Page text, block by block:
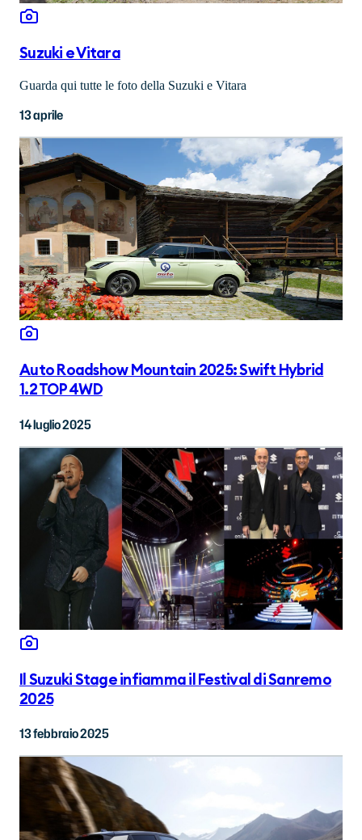
Suzuki e Vitara
Guarda qui tutte le foto della Suzuki e Vitara
13 aprile
Auto Roadshow Mountain 2025: Swift Hybrid
1.2 TOP 4WD
14 luglio 2025
Il Suzuki Stage infiamma il Festival di Sanremo
2025
13 febbraio 2025